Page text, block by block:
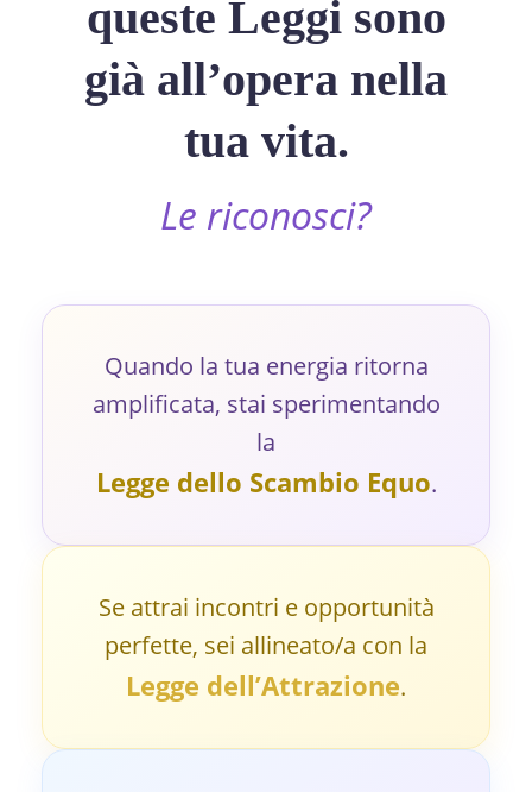
queste Leggi sono
già all’opera nella
tua vita.
Le riconosci?
Quando la tua energia ritorna
amplificata, stai sperimentando
la
Legge dello Scambio Equo.
Se attrai incontri e opportunità
perfette, sei allineato/a con la
Legge dell’Attrazione.